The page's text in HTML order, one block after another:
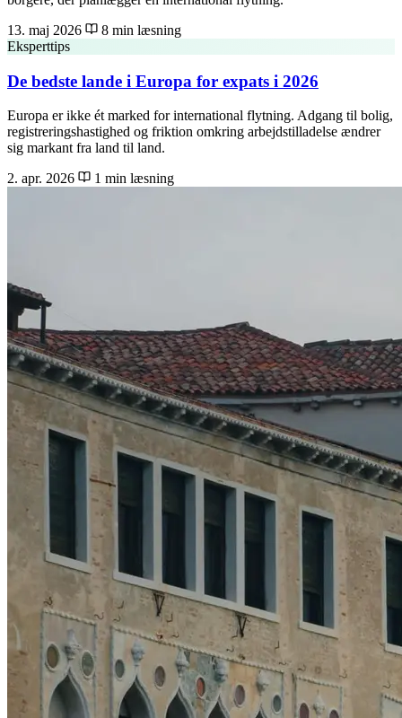
13. maj 2026
8 min læsning
Eksperttips
De bedste lande i Europa for expats i 2026
Europa er ikke ét marked for international flytning. Adgang til bolig,
registreringshastighed og friktion omkring arbejdstilladelse ændrer
sig markant fra land til land.
2. apr. 2026
1 min læsning